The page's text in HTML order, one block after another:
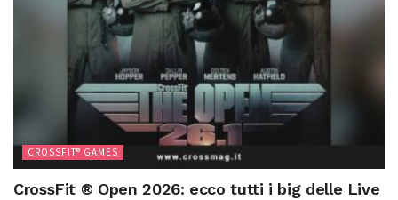
CROSSFIT® GAMES
CrossFit ® Open 2026: ecco tutti i big delle Live